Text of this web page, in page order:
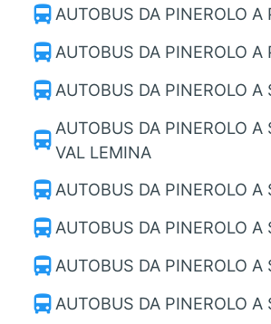
directions_bus AUTOBUS DA PINEROLO A
directions_bus AUTOBUS DA PINEROLO A
directions_bus AUTOBUS DA PINEROLO A
directions_bus AUTOBUS DA PINEROLO A
VAL LEMINA
directions_bus AUTOBUS DA PINEROLO A
directions_bus AUTOBUS DA PINEROLO A
directions_bus AUTOBUS DA PINEROLO A
directions_bus AUTOBUS DA PINEROLO A